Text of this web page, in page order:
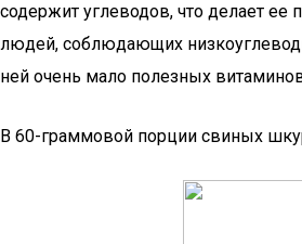
содержит углеводов, что делает ее
людей, соблюдающих
ней очень мало полезных
В 60-граммовой порции свиных